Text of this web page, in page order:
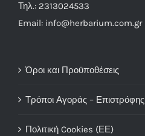
Τηλ.: 2313024533
Email: info@herbarium.com.gr
Όροι και Προϋποθέσεις
Τρόποι Αγοράς – Επιστρόφης
Πολιτική Cookies (ΕΕ)